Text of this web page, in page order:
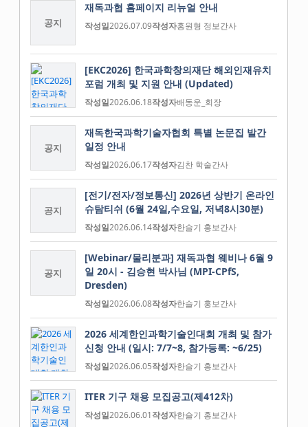
공지
재독과협 홈페이지 리뉴얼 안내
작성일2026.07.09작성자홍원형 정보간사
[EKC2026] 한국과학창의재단 해외인재유치
포럼 개최 및 지원 안내 (Updated)
작성일2026.06.18작성자배동운_회장
공지
재독한국과학기술자협회 특별 논문집 발간
일정 안내
작성일2026.06.17작성자김찬 학술간사
공지
[전기/전자/정보통신] 2026년 상반기 온라인
슈탐티쉬 (6월 24일,수요일, 저녁8시30분)
작성일2026.06.14작성자한슬기 홍보간사
공지
[Webinar/물리분과] 재독과협 웨비나 6월 9
일 20시 - 김승현 박사님 (MPI-CPfS,
Dresden)
작성일2026.06.08작성자한슬기 홍보간사
2026 세계한인과학기술인대회 개최 및 참가
신청 안내 (일시: 7/7~8, 참가등록: ~6/25)
작성일2026.06.05작성자한슬기 홍보간사
ITER 기구 채용 모집공고(제412차)
작성일2026.06.01작성자한슬기 홍보간사